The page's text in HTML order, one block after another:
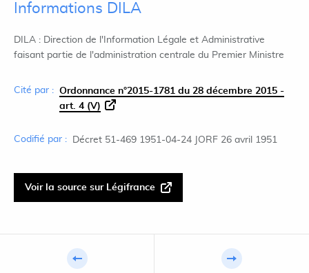
Informations DILA
DILA : Direction de l'Information Légale et Administrative
faisant partie de l'administration centrale du Premier Ministre
Cité par : Ordonnance n°2015-1781 du 28 décembre 2015 -
art. 4 (V)
Codifié par : Décret 51-469 1951-04-24 JORF 26 avril 1951
Voir la source sur Légifrance